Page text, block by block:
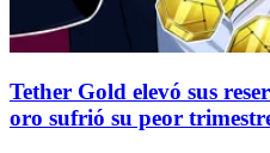
Tether Gold elevó sus
oro sufrió su peor